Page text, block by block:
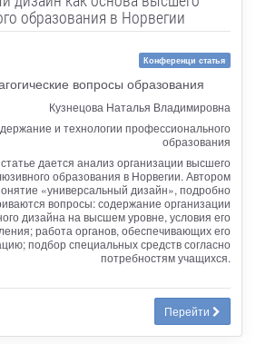
образования в Норвегии
Конференци статья
вопросы образования
Кузнецова Наталья Владимировна
и технологии профессионального
образования
дается анализ организации высшего
образования в Норвегии. Автором
«универсальный дизайн», подробно
вопросы: содержание организации
дизайна на высшем уровне, условия его
работа органов, обеспечивающих его
подбор специальных средств согласно
потребностям учащихся.
Перейти